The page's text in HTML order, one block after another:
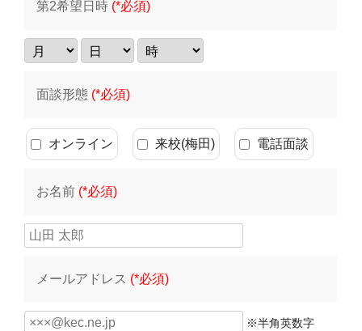
第2希望日時 (*必須)
面談形態 (*必須)
オンライン 来校(梅田) 電話面談
お名前 (*必須)
メールアドレス (*必須)
※半角英数字